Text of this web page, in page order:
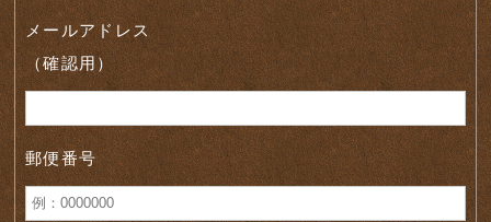
メールアドレス
（確認用）
郵便番号